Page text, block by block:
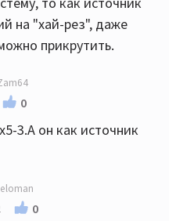
на "хай-рез", даже
прикрутить.
0
3.А он как источник
0